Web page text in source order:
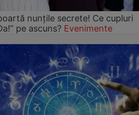
nunțile secrete! Ce cupluri
pe ascuns? Evenimente